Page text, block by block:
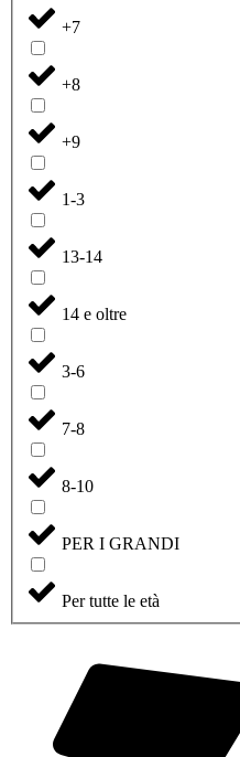
+7
+8
+9
1-3
13-14
14 e oltre
3-6
7-8
8-10
PER I GRANDI
Per tutte le età